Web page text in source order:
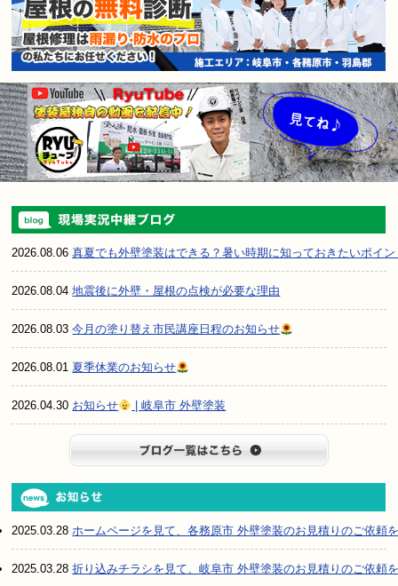
2026.08.06真夏でも外壁塗装はできる？暑い時期に知っておきたいポイン
2026.08.04地震後に外壁・屋根の点検が必要な理由
2026.08.03今月の塗り替え市民講座日程のお知らせ
2026.08.01 夏季休業のお知らせ
2026.04.30 お知らせ | 岐阜市 外壁塗装
2025.03.28 ホームページを見て、各務原市 外壁塗装のお見積りのご依頼
2025.03.28折り込みチラシを見て、岐阜市 外壁塗装のお見積りのご依頼